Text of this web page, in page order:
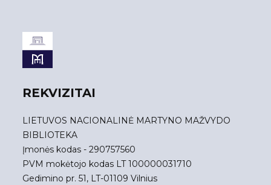
REKVIZITAI
LIETUVOS NACIONALINĖ MARTYNO MAŽVYDO
BIBLIOTEKA
Įmonės kodas - 290757560
PVM mokėtojo kodas LT 100000031710
Gedimino pr. 51, LT-01109 Vilnius